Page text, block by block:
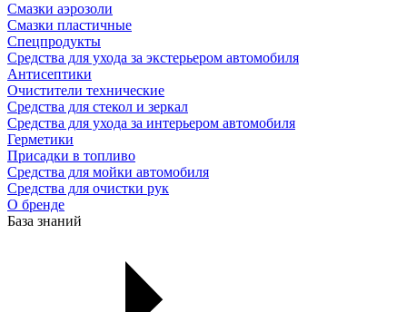
Смазки аэрозоли
Смазки пластичные
Спецпродукты
Средства для ухода за экстерьером автомобиля
Антисептики
Очистители технические
Средства для стекол и зеркал
Средства для ухода за интерьером автомобиля
Герметики
Присадки в топливо
Средства для мойки автомобиля
Средства для очистки рук
О бренде
База знаний